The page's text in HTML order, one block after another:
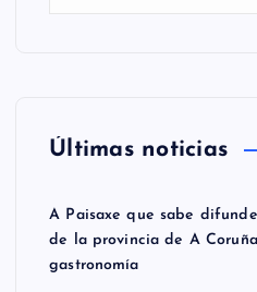
Últimas noticias
A Paisaxe que sabe
de la provincia de A
gastronomía